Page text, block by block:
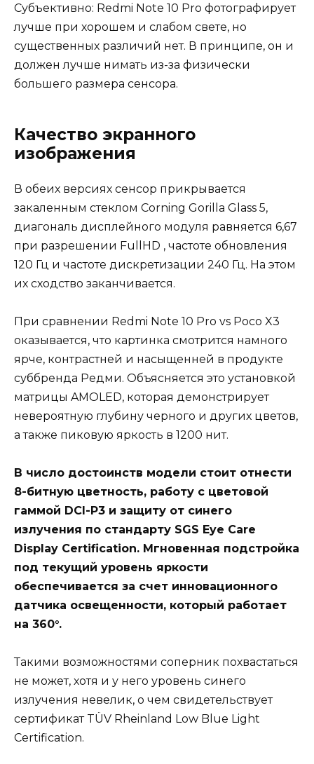
Субъективно: Redmi Note 10 Pro фотографирует
лучше при хорошем и слабом свете, но
существенных различий нет. В принципе, он и
должен лучше нимать из-за физически
большего размера сенсора.
Качество экранного
изображения
В обеих версиях сенсор прикрывается
закаленным стеклом Corning Gorilla Glass 5,
диагональ дисплейного модуля равняется 6,67
при разрешении FullHD , частоте обновления
120 Гц и частоте дискретизации 240 Гц. На этом
их сходство заканчивается.
При сравнении Redmi Note 10 Pro vs Poco X3
оказывается, что картинка смотрится намного
ярче, контрастней и насыщенней в продукте
суббренда Редми. Объясняется это установкой
матрицы AMOLED, которая демонстрирует
невероятную глубину черного и других цветов,
а также пиковую яркость в 1200 нит.
В число достоинств модели стоит отнести
8-битную цветность, работу с цветовой
гаммой DCI-P3 и защиту от синего
излучения по стандарту SGS Eye Care
Display Certification. Мгновенная подстройка
под текущий уровень яркости
обеспечивается за счет инновационного
датчика освещенности, который работает
на 360°.
Такими возможностями соперник похвастаться
не может, хотя и у него уровень синего
излучения невелик, о чем свидетельствует
сертификат TÜV Rheinland Low Blue Light
Certification.